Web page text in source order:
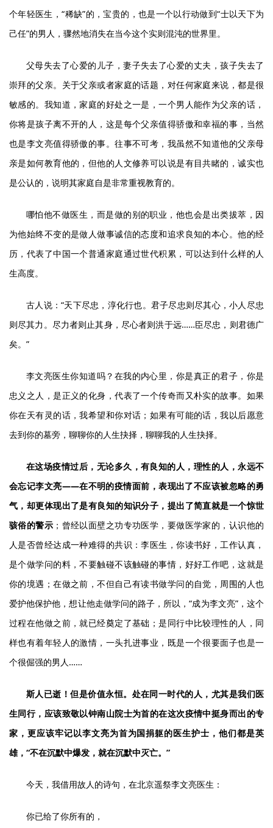
个年轻医生，“稀缺”的，宝贵的，也是一个以行动做到“士以天下为
己任”的男人，骤然地消失在当今这个实则混沌的世界里。
父母失去了心爱的儿子，妻子失去了心爱的丈夫，孩子失去了
崇拜的父亲。关于父亲或者家庭的话题，对任何家庭来说，都是很
敏感的。我知道，家庭的好处之一是，一个男人能作为父亲的话，
你将是孩子离不开的人，这是每个父亲值得骄傲和幸福的事，当然
也是李文亮值得骄傲的事。往事不可考，我虽然不知道他的父亲母
亲是如何教育他的，但他的人文修养可以说是有目共睹的，诚实也
是公认的，说明其家庭自是非常重视教育的。
哪怕他不做医生，而是做的别的职业，他也会是出类拔萃，因
为他始终不变的是做人做事诚信的态度和追求良知的本心。他的经
历，代表了中国一个普通家庭通过世代积累，可以达到什么样的人
生高度。
古人说：“天下尽忠，淳化行也。君子尽忠则尽其心，小人尽忠
则尽其力。尽力者则止其身，尽心者则洪于远……臣尽忠，则君德广
矣。”
李文亮医生你知道吗？在我的内心里，你是真正的君子，你是
忠义之人，是正义的化身，代表了一个传奇而又朴实的故事。如果
你在天有灵的话，我希望和你对话；如果有可能的话，我以后愿意
去到你的墓旁，聊聊你的人生抉择，聊聊我的人生抉择。
在这场疫情过后，无论多久，有良知的人，理性的人，永远不
会忘记李文亮——在不明的疫情面前，表现出了不应该被忽略的勇
气，却更体现出了是有良知的知识分子，提出了简直就是一个惊世
骇俗的警示 ；曾经以面壁之功专功医学，要做医学家的，认识他的
人是否曾经达成一种难得的共识：李医生，你读书好，工作认真，
是个做学问的料，不要触碰不该触碰的事情，好好工作吧，这就是
你的境遇；在做之前，不但自己有读书做学问的自觉，周围的人也
爱护他保护他，想让他走做学问的路子，所以，“成为李文亮”，这个
过程在他做之前，就已经奠定了基础；是同行中比较理性的人，同
样也有着年轻人的激情，一头扎进事业，既是一个很要面子也是一
个很倔强的男人……
斯人已逝！但是价值永恒。处在同一时代的人，尤其是我们医
生同行，应该致敬以钟南山院士为首的在这次疫情中挺身而出的专
家，更应该牢记以李文亮为首为国捐躯的医生护士，他们都是英
雄，“不在沉默中爆发，就在沉默中灭亡。”
今天，我借用故人的诗句，在北京遥祭李文亮医生：
你已给了你所有的，